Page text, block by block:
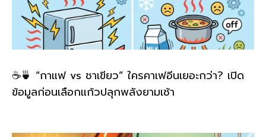
☕🍵 “กาแฟ vs ชาเขียว” ใครคาเฟอีนเยอะกว่า? เปิด
ข้อมูลก่อนเลือกแก้วปลุกพลังยามเช้า